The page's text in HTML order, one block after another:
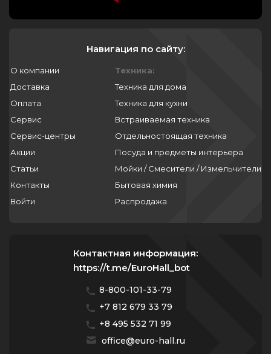
Навигация по сайту:
О компании
Доставка
Оплата
Сервис
Сервис-центры
Акции
Статьи
Контакты
Войти
Техника:
Техника для дома
Техника для кухни
Встраиваемая техника
Отдельностоящая техника
Посуда и предметы интерьера
Мойки / Смесители / Измельчители
Бытовая химия
Распродажа
Контактная информация:
https://t.me/EuroHall_bot
8-800-101-33-79
+7 812 679 33 79
+8 495 532 71 99
office@euro-hall.ru